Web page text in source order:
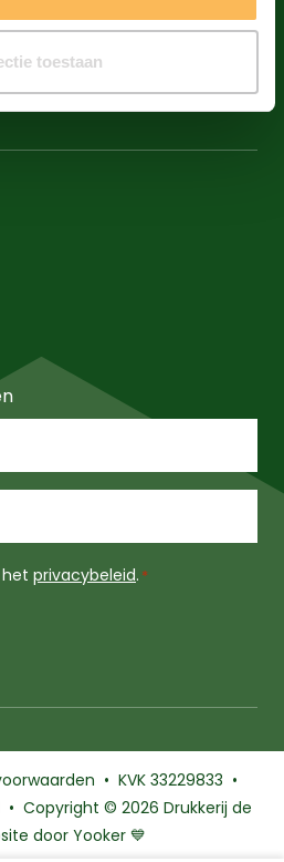
toestaan
privacybeleid. *
• KVK 33229833 •
• Copyright © 2026 Drukkerij de
door Yooker 💙